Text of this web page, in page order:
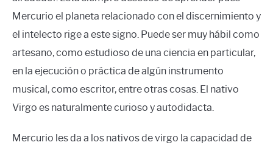
Mercurio el planeta relacionado con el discernimiento y
el intelecto rige a este signo. Puede ser muy hábil como
artesano, como estudioso de una ciencia en particular,
en la ejecución o práctica de algún instrumento
musical, como escritor, entre otras cosas. El nativo
Virgo es naturalmente curioso y autodidacta.
Mercurio les da a los nativos de virgo la capacidad de